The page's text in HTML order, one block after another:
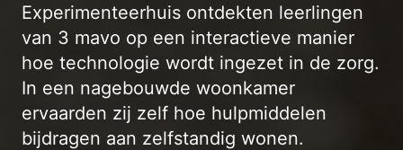
Experimenteerhuis ontdekten leerlingen
van 3 mavo op een interactieve manier
hoe technologie wordt ingezet in de zorg.
In een nagebouwde woonkamer
ervaarden zij zelf hoe hulpmiddelen
bijdragen aan zelfstandig wonen.